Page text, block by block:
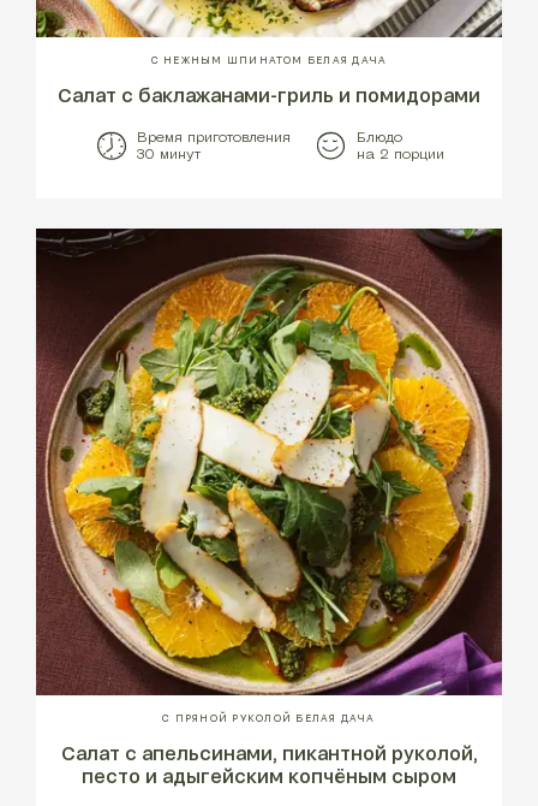
С НЕЖНЫМ ШПИНАТОМ БЕЛАЯ ДАЧА
Салат с баклажанами-гриль и помидорами
Время приготовления
30 минут
Блюдо
на 2 порции
С ПРЯНОЙ РУКОЛОЙ БЕЛАЯ ДАЧА
Салат с апельсинами, пикантной руколой,
песто и адыгейским копчёным сыром